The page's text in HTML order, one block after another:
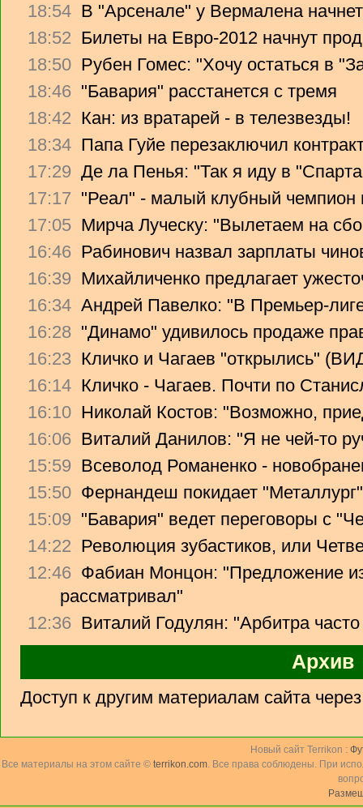
18:54 В "Арсенале" у Вермалена
18:52 Билеты на Евро-2012 начнут
18:50 Рубен Гомес: "Хочу остаться в
18:46 "Бавария" расстанется с тремя
18:42 Кан: из вратарей - в телезвезды!
18:34 Папа Гуйе перезаключил
17:29 Де ла Пенья: "Так я иду в
17:17 "Реал" - малый клубный чемпион
17:05 Мирча Луческу: "Вылетаем на
16:46 Рабинович назвал зарплаты
16:39 Михайличенко предлагает
16:34 Андрей Павелко: "В Премьер-
16:28 "Динамо" удивилось продаже
16:23 Кличко и Чагаев "открылись"
16:14 Кличко - Чагаев. Почти по
16:10 Николай Костов: "Возможно,
16:06 Виталий Данилов: "Я не чей-то
15:59 Всеволод Романенко -
15:50 Фернандеш покидает "Металлург"
15:09 "Бавария" ведет переговоры с
14:22 Революция зубастиков, или
12:46 Фабиан Монцон: "Предложение
рассматривал"
12:36 Виталий Годулян: "Арбитра
Архив
Доступ к другим материалам сайта
Новый сайт Terrikon :
Все материалы на этом сайте © terrikon.com. Все права соблюдены. При